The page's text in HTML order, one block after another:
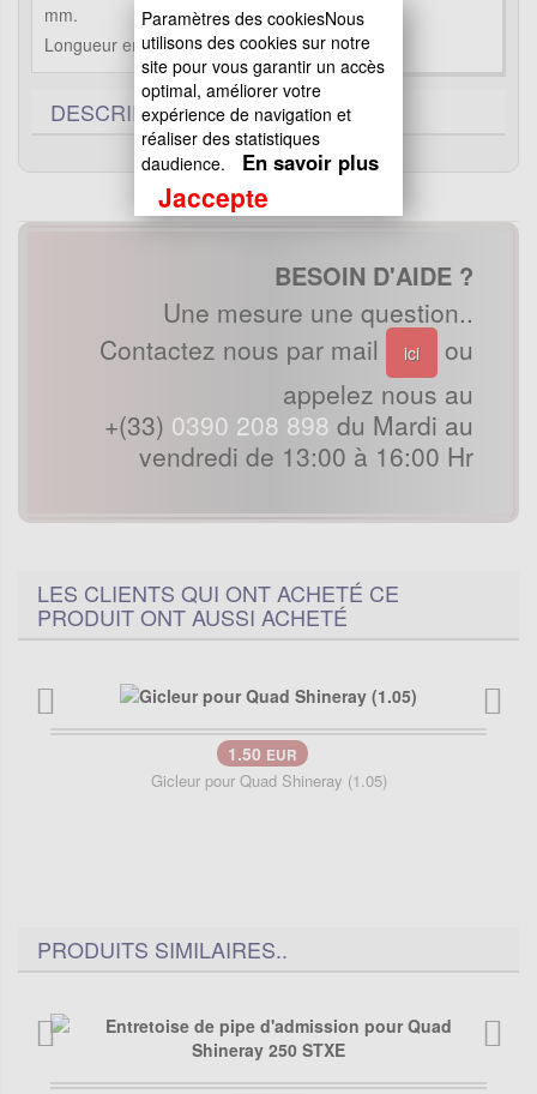
mm.
Longueur environ 50cm.
DESCRIPTIF TECHNIQUE0
BESOIN D'AIDE ?
Une mesure une question..
Contactez nous par mail
ici
ou
appelez nous au
+(33) 0390 208 898 du Mardi au
vendredi de 13:00 à 16:00 Hr
LES CLIENTS QUI ONT ACHETÉ CE
PRODUIT ONT AUSSI ACHETÉ
1.50 EUR
Gicleur pour Quad Shineray (1.05)
PRODUITS SIMILAIRES..
Paramètres des cookiesNous
utilisons des cookies sur notre
site pour vous garantir un accès
optimal, améliorer votre
expérience de navigation et
réaliser des statistiques
daudience.
En savoir plus
Jaccepte